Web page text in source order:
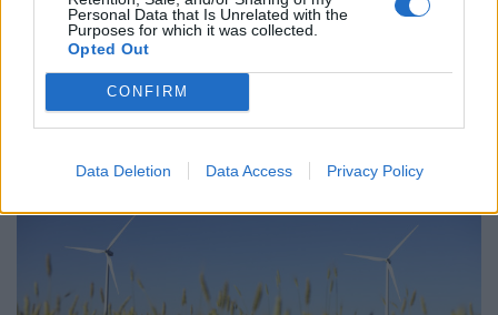
Personal Data that Is Unrelated with the
Purposes for which it was collected.
Opted Out
CONFIRM
Data Deletion Data Access Privacy Policy
Ανανεώσιμες Πηγές Ενέργειας στην
Ελλάδα
ΑΝΑΝΕΩΣΙΜΕΣ ΠΗΓΕΣ ΕΝΕΡΓΕΙΑΣ
19/09/2024 - 13:53